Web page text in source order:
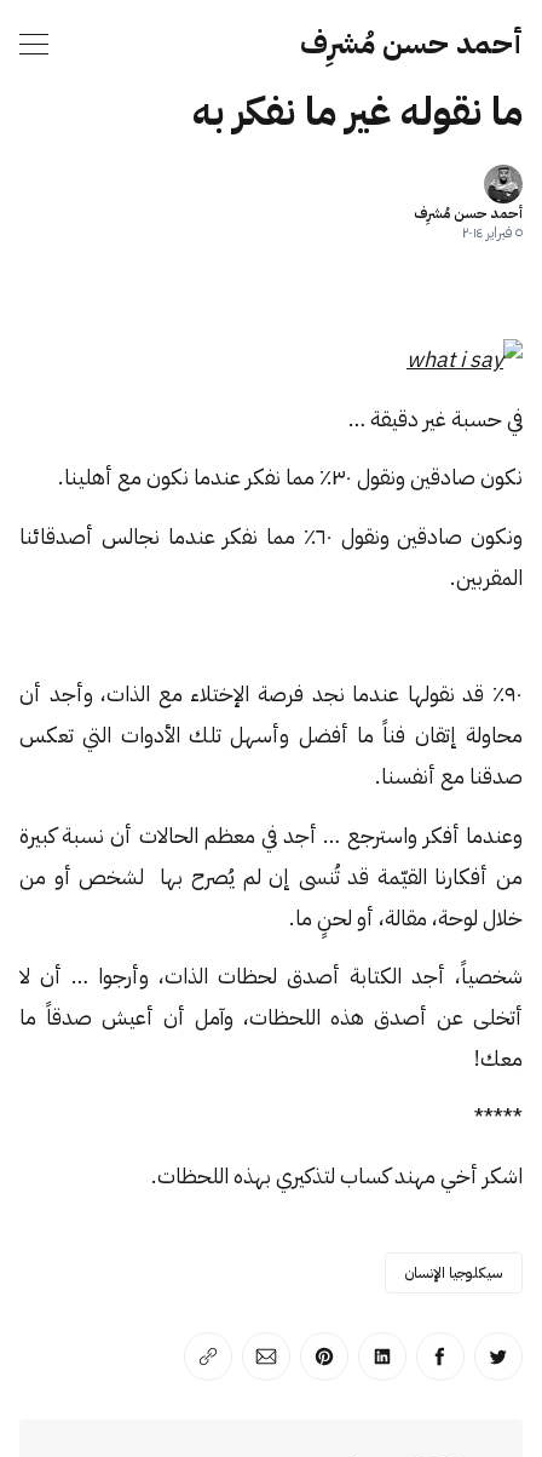
أحمد حسن مُشرِف
ما نقوله غير ما نفكر به
أحمد حسن مُشرِف
٥ فبراير ٢٠١٤
في حسبة غير دقيقة …
نكون صادقين ونقول ٣٠٪ مما نفكر عندما نكون مع أهلينا.
ونكون صادقين ونقول ٦٠٪ مما نفكر عندما نجالس أصدقائنا
المقربين.
٩٠٪ قد نقولها عندما نجد فرصة الإختلاء مع الذات، وأجد أن
محاولة إتقان فناً ما أفضل وأسهل تلك الأدوات التي تعكس
صدقنا مع أنفسنا.
وعندما أفكر واسترجع … أجد في معظم الحالات أن نسبة كبيرة
من أفكارنا القيّمة قد تُنسى إن لم يُصرح بها لشخص أو من
خلال لوحة، مقالة، أو لحنٍ ما.
شخصياً، أجد الكتابة أصدق لحظات الذات، وأرجوا … أن لا
أتخلى عن أصدق هذه اللحظات، وآمل أن أعيش صدقاً ما
معك!
*****
اشكر أخي مهند كساب لتذكيري بهذه اللحظات.
سيكلوجيا الإنسان
انشر على تويترانشر على الفيسبوك
انشر على لينكد إن
انشر على بينترست
انشر على الإيميل
انسخ الرابط